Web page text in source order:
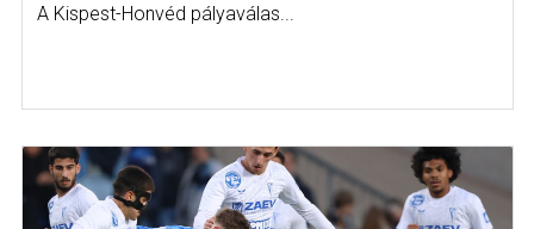
A Kispest-Honvéd pályaválas...